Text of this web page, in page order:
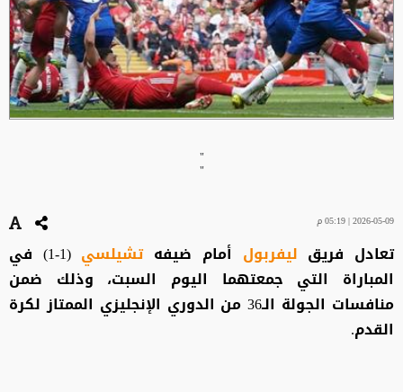
"
"
2026-05-09 | 05:19 م
تعادل فريق ليفربول أمام ضيفه تشيلسي
(1-1) في
المباراة التي جمعتهما اليوم السبت، وذلك ضمن
منافسات الجولة الـ36 من الدوري الإنجليزي الممتاز لكرة
القدم.